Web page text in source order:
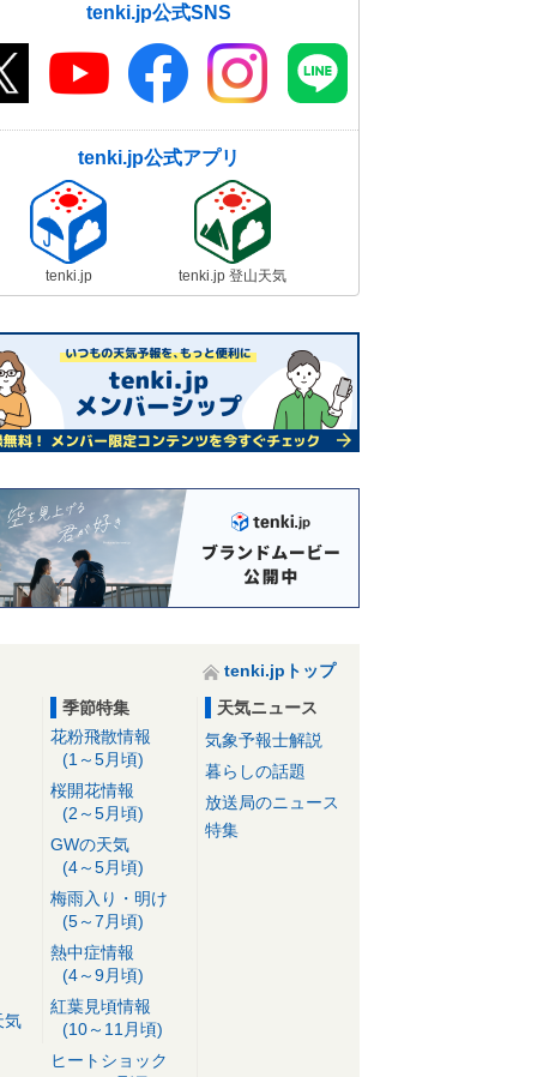
tenki.jp公式SNS
tenki.jp公式アプリ
tenki.jp tenki.jp 登山天気
tenki.jpトップ
気
季節特集
花粉飛散情報
(1～5月頃)
桜開花情報
(2～5月頃)
GWの天気
(4～5月頃)
梅雨入り・明け
(5～7月頃)
熱中症情報
(4～9月頃)
紅葉見頃情報
(10～11月頃)
ヒートショック
天気ニュース
気象予報士解説
暮らしの話題
放送局のニュース
特集